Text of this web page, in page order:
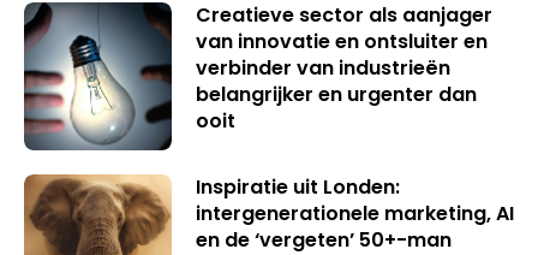
Creatieve sector als aanjager
van innovatie en ontsluiter en
verbinder van industrieën
belangrijker en urgenter dan
ooit
Inspiratie uit Londen:
intergenerationele marketing, AI
en de ‘vergeten’ 50+-man